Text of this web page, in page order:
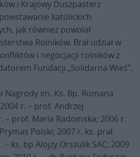
i Krajowy Duszpasterz
katolickich
jak również powołał
Rolników. Brał udział w
i negocjacji rolników z
Fundacji „Solidarna Wieś”.
im. Ks. Bp. Romana
r. – prof. Andrzej
– prof. Maria Radomska; 2006 r.
Polski; 2007 r. ks. prał.
– ks. bp Alojzy Orszulik SAC; 2009